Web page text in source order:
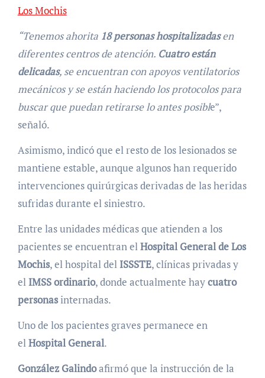
Los Mochis
“Tenemos ahorita 18 personas hospitalizadasen
diferentes centros de atención. Cuatro están
delicadas, se encuentran con apoyos ventilatorios
mecánicos y se están haciendo los protocolos para
buscar que puedan retirarse lo antes posible”,
señaló.
Asimismo, indicó que el resto de los lesionados se
mantiene estable, aunque algunos han requerido
intervenciones quirúrgicas derivadas de las heridas
sufridas durante el siniestro.
Entre las unidades médicas que atienden a los
pacientes se encuentran el Hospital General de Los
Mochis, el hospital del ISSSTE, clínicas privadas y
el IMSS ordinario, donde actualmente haycuatro
personasinternadas.
Uno de los pacientes graves permanece en
el Hospital General.
González Galindoafirmó que la instrucción de la